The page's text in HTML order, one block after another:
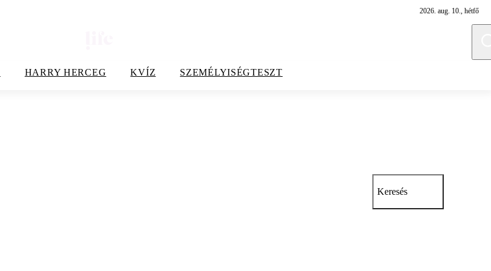
2026. aug. 10., hétfő
HARRY HERCEG KVÍZ SZEMÉLYISÉGTESZT
Keresés